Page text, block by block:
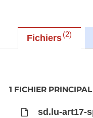
Fichiers 2
1 FICHIER PRINCIPAL
sd.lu-art17-